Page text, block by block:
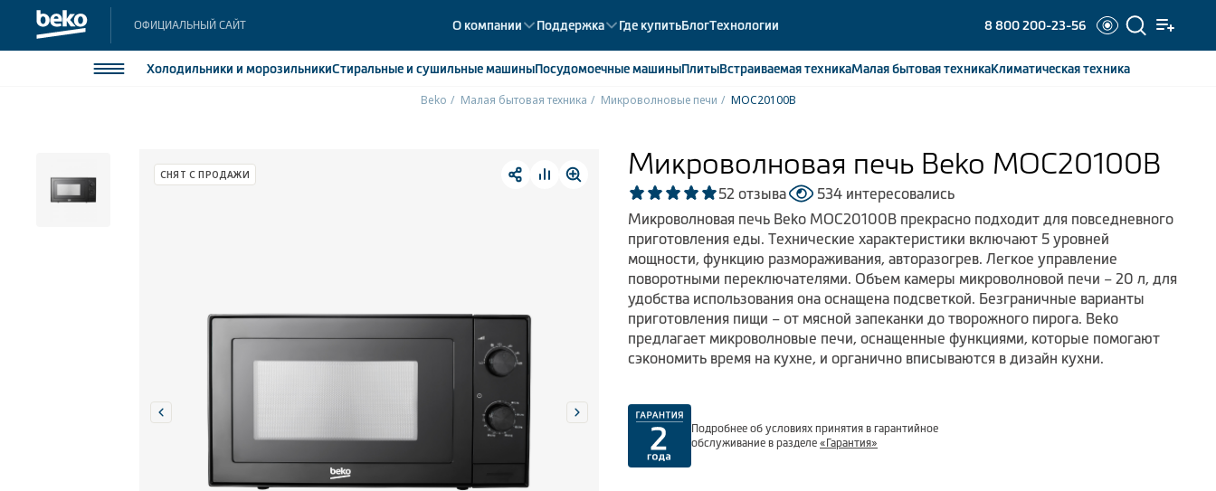
ОФИЦИАЛЬНЫЙ САЙТ О компании Поддержка Где купитьБлогТехнологии 8 800 200-23-56
Холодильники и морозильникиСтиральные и сушильные машиныПосудомоечныемашиныПлитыВстраиваемаятехникаМалая бытоваятехникаКлиматическаятехника
Стиральные и сушильные машины
Посудомоечные машины
Beko Малая бытовая техника Микроволновые печи MOC20100B
СНЯТ С ПРОДАЖИ Микроволновая печь Beko MOC20100B
52 отзыва
534 интересовались
Микроволновая печь Beko MOC20100B прекрасно подходит для повседневного
приготовления еды. Технические характеристики включают 5 уровней
мощности, функцию размораживания, авторазогрев. Легкое управление
поворотными переключателями. Объем камеры микроволновой печи – 20 л, для
удобства использования она оснащена подсветкой. Безграничные варианты
приготовления пищи – от мясной запеканки до творожного пирога. Beko
предлагает микроволновые печи, оснащенные функциями, которые помогают
сэкономить время на кухне, и органично вписываются в дизайн кухни.
Подробнее об условиях принятия в гарантийное
обслуживание в разделе «Гарантия»